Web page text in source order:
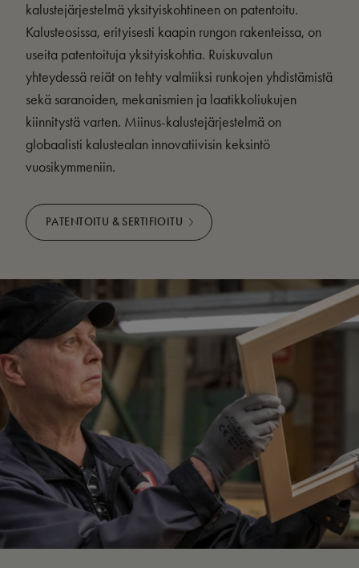
kalustejärjestelmä yksityiskohtineen on patentoitu.
Kalusteosissa, erityisesti kaapin rungon rakenteissa, on
useita patentoituja yksityiskohtia. Ruiskuvalun
yhteydessä reiät on tehty valmiiksi runkojen yhdistämistä
sekä saranoiden, mekanismien ja laatikkoliukujen
kiinnitystä varten. Miinus-kalustejärjestelmä on
globaalisti kalustealan innovatiivisin keksintö
vuosikymmeniin.
PATENTOITU & SERTIFIOITU